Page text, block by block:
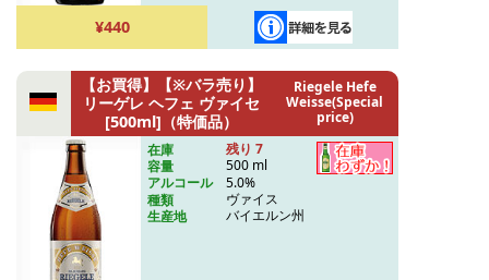
¥440
【お買得】【※バラ売り】
リーゲレ ヘフェ ヴァイセ
[500ml]（特価品）
Riegele Hefe
Weisse(Special
price)
在庫
残り 7
容量
500 ml
アルコール
5.0%
種類
ヴァイス
生産地
バイエルン州